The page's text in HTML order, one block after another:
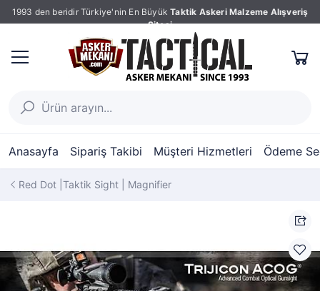
1993 den beridir Türkiye'nin En Büyük Taktik Askeri Malzeme Alışveriş
Sitesi
Anasayfa Sipariş Takibi Müşteri Hizmetleri Ödeme
Red Dot |Taktik Sight | Magnifier